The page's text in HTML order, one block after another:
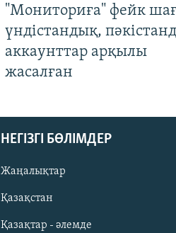
"Мониториға" фейк
үндістандық,
аккаунттар арқылы
жасалған
НЕГІЗГІ БӨЛІМДЕР
Жаңалықтар
Қазақстан
Қазақтар - әлемде